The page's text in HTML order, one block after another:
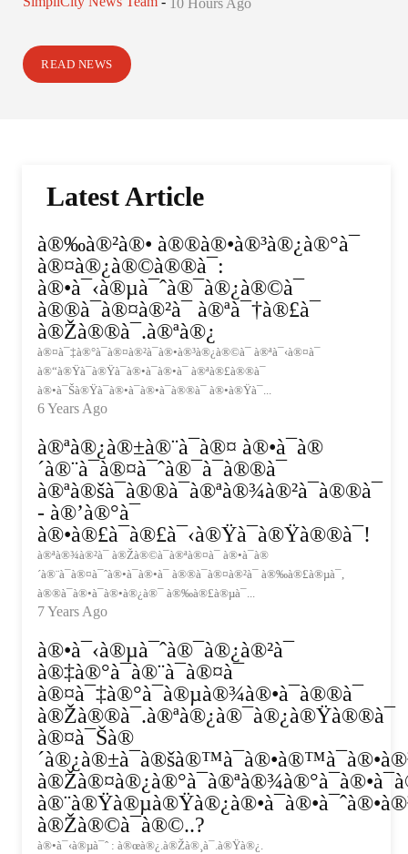
10 Hours Ago
READ NEWS
Latest Article
à®‰à®²à®• à®®à®•à®³à®¿à®°à¯
à®¤à®¿à®©à®®à¯:
à®•à¯‹à®µà¯ˆà®¯à®¿à®©à¯
à®®à¯à®¤à®²à¯ à®ªà¯†à®£à¯
à®Žà®®à¯.à®ªà®¿
à®¤à¯‡à®°à¯à®¤à®²à¯à®•à®³à®¿à®©à¯ à®ªà¯‹à®¤à¯
à®“à®Ÿà¯à®Ÿà¯à®•à¯à®•à¯ à®ªà®£à®®à¯
à®•à¯Šà®Ÿà¯à®•à¯à®•à¯à®®à¯ à®•à®Ÿà¯...
6 Years Ago
à®ªà®¿à®±à®¨à¯à®¤ à®•à¯à®
´à®¨à¯à®¤à¯ˆà®¯à¯à®®à¯
à®ªà®šà¯à®®à¯à®ªà®¾à®²à¯à®®à¯
- à®’à®°à¯
à®•à®£à¯à®£à¯‹à®Ÿà¯à®Ÿà®®à¯!
à®ªà®¾à®²à¯ à®Žà®©à¯à®ªà®¤à¯ à®•à¯à®
´à®¨à¯à®¤à¯ˆà®•à¯à®•à¯ à®®à¯à®¤à®²à¯ à®‰à®£à®µà¯,
à®®à¯à®•à¯à®•à®¿à®¯ à®‰à®£à®µà¯...
7 Years Ago
à®•à¯‹à®µà¯ˆà®¯à®¿à®²à¯
à®‡à®°à¯à®¨à¯à®¤à¯
à®¤à¯‡à®°à¯à®µà®¾à®•à¯à®®à¯
à®Žà®®à¯.à®ªà®¿à®¯à®¿à®Ÿà®®à¯
à®¤à¯Šà®
à®Žà®©à¯à®©..?
à®•à¯‹à®µà¯ˆ : à®œà®¿.à®Žà®¸à¯.à®Ÿà®¿.